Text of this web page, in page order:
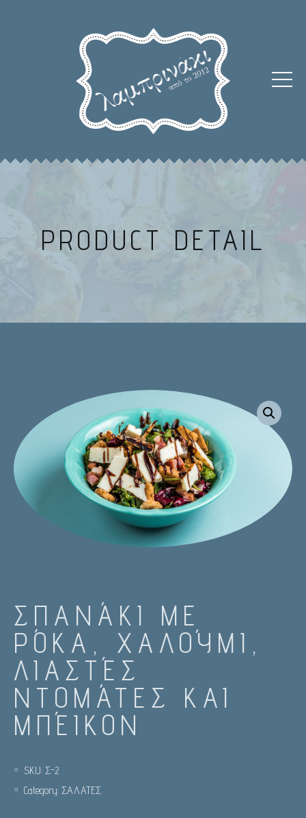
PRODUCT DETAIL
ΣΠΑΝΆΚΙ ΜΕ
ΡΌΚΑ, ΧΑΛΟΎΜΙ,
ΛΙΑΣΤΈΣ
ΝΤΟΜΆΤΕΣ ΚΑΙ
ΜΠΈΙΚΟΝ
SKU: Σ-2
Category: ΣΑΛΑΤΕΣ